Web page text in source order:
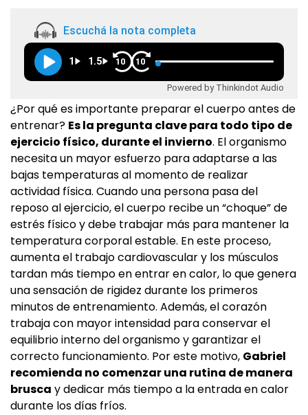
Escuchá la nota completa
1 1.5 10 10
Powered by Thinkindot Audio
¿Por qué es importante preparar el cuerpo antes de
entrenar? Es la pregunta clave para todo tipo de
ejercicio físico, durante el invierno. El organismo
necesita un mayor esfuerzo para adaptarse a las
bajas temperaturas al momento de realizar
actividad física. Cuando una persona pasa del
reposo al ejercicio, el cuerpo recibe un “choque” de
estrés físico y debe trabajar más para mantener la
temperatura corporal estable. En este proceso,
aumenta el trabajo cardiovascular y los músculos
tardan más tiempo en entrar en calor, lo que genera
una sensación de rigidez durante los primeros
minutos de entrenamiento. Además, el corazón
trabaja con mayor intensidad para conservar el
equilibrio interno del organismo y garantizar el
correcto funcionamiento. Por este motivo, Gabriel
recomienda no comenzar una rutina de manera
brusca y dedicar más tiempo a la entrada en calor
durante los días fríos.